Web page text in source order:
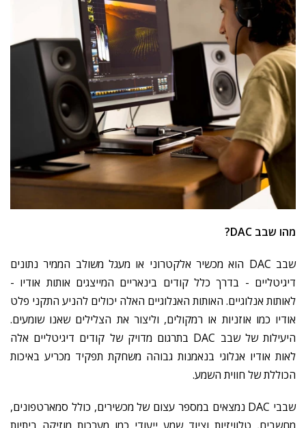
מהו שבב
שבב הוא מכשיר אלקטרוני או מעגל משולב הממיר נתונים
דיגיטליים - בדרך כלל קודים בינאריים המייצגים אותות אודיו -
לאותות אנלוגיים. האותות האנלוגיים האלה יכולים להניע התקני פלט
אודיו כמו אוזניות או רמקולים, וליצור את הצלילים שאנו שומעים.
היעילות של שבב בתרגום מדויק של קודים דיגיטליים אלה
לאות אודיו אנלוגי בנאמנות גבוהה משחקת תפקיד מכריע באיכות
הכוללתשל חווית השמע.
שבבי נמצאים במספר עצום של מכשירים, כולל סמארטפונים,
מחשבים, טלוויזיות וציוד שמע ייעודי כמו מערכות מוזיקה ביתיות